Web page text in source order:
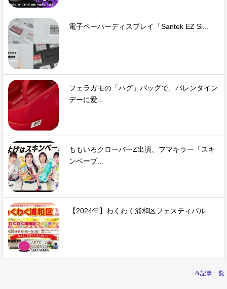
電子ペーパーディスプレイ「Santek EZ Si...
フェラガモの「ハグ」バッグで、バレンタイン
デーに愛...
ももいろクローバーZ出演、フマキラー「スキ
ンベープ...
【2024年】わくわく浦和区フェスティバル
☕記事一覧